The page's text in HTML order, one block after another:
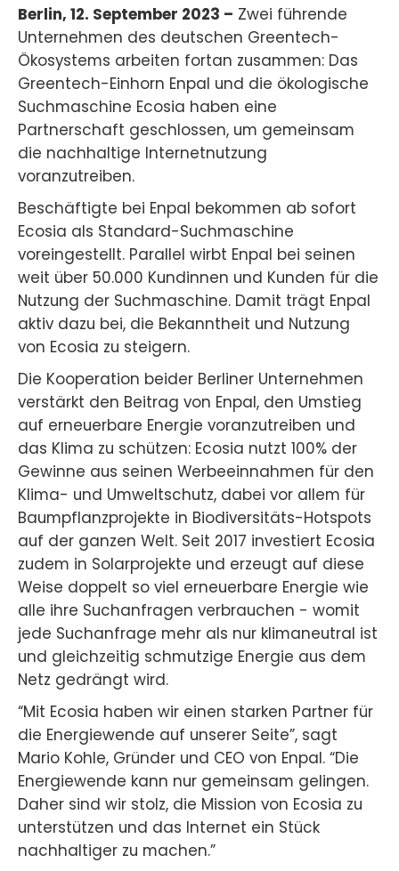
Berlin, 12. September 2023 – Zwei führende
Unternehmen des deutschen Greentech-
Ökosystems arbeiten fortan zusammen: Das
Greentech-Einhorn Enpal und die ökologische
Suchmaschine Ecosia haben eine
Partnerschaft geschlossen, um gemeinsam
die nachhaltige Internetnutzung
voranzutreiben.
Beschäftigte bei Enpal bekommen ab sofort
Ecosia als Standard-Suchmaschine
voreingestellt. Parallel wirbt Enpal bei seinen
weit über 50.000 Kundinnen und Kunden für die
Nutzung der Suchmaschine. Damit trägt Enpal
aktiv dazu bei, die Bekanntheit und Nutzung
von Ecosia zu steigern.
Die Kooperation beider Berliner Unternehmen
verstärkt den Beitrag von Enpal, den Umstieg
auf erneuerbare Energie voranzutreiben und
das Klima zu schützen: Ecosia nutzt 100% der
Gewinne aus seinen Werbeeinnahmen für den
Klima- und Umweltschutz, dabei vor allem für
Baumpflanzprojekte in Biodiversitäts-Hotspots
auf der ganzen Welt. Seit 2017 investiert Ecosia
zudem in Solarprojekte und erzeugt auf diese
Weise doppelt so viel erneuerbare Energie wie
alle ihre Suchanfragen verbrauchen - womit
jede Suchanfrage mehr als nur klimaneutral ist
und gleichzeitig schmutzige Energie aus dem
Netz gedrängt wird.
“Mit Ecosia haben wir einen starken Partner für
die Energiewende auf unserer Seite”, sagt
Mario Kohle, Gründer und CEO von Enpal. “Die
Energiewende kann nur gemeinsam gelingen.
Daher sind wir stolz, die Mission von Ecosia zu
unterstützen und das Internet ein Stück
nachhaltiger zu machen.”